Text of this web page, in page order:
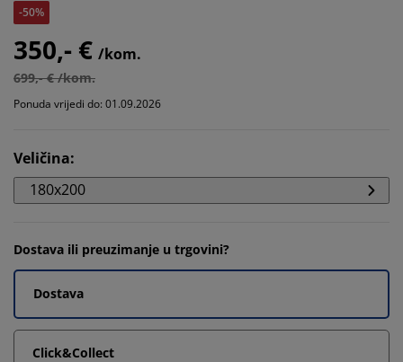
-50%
350,- € /kom.
699,- € /kom.
Ponuda vrijedi do: 01.09.2026
Veličina:
180x200
Dostava ili preuzimanje u trgovini?
Dostava
Click&Collect